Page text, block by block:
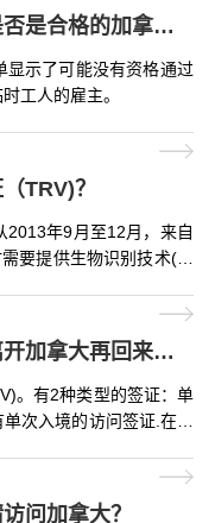
我如何知道我提供工作的雇主是否是合格的加拿大雇主？
显示了可能没有资格通过
工人的雇主。
TRV)？
2013年9月至12月，来自
要提供生物识别技术(指
我有加拿大访问签证。我可以离开加拿大再回来吗？
。有2种类型的签证：单
次入境的访问签证.在大
问加拿大？